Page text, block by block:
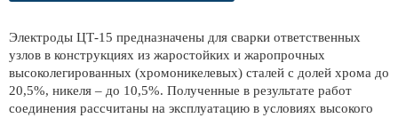
Электроды ЦТ-15 предназначены для сварки ответственных
узлов в конструкциях из жаростойких и жаропрочных
высоколегированных (хромоникелевых) сталей с долей хрома до
20,5%, никеля – до 10,5%. Полученные в результате работ
соединения рассчитаны на эксплуатацию в условиях высокого